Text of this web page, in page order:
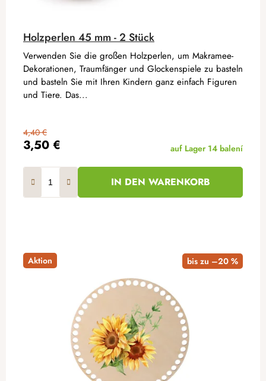
Holzperlen 45 mm - 2 Stück
3,50 €
4,40 €
auf Lager 14 balení
IN DEN WARENKORB
Verwenden Sie die großen Holzperlen, um Makramee-
Dekorationen, Traumfänger und Glockenspiele zu basteln
und basteln Sie mit Ihren Kindern ganz einfach Figuren
und Tiere. Das...
Aktion bis zu –20 %